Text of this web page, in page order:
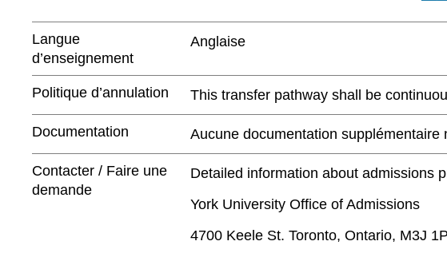
Langue
d’enseignement
Anglaise
Politique d’annulation This transfer pathway shall be
Documentation Aucune documentation supplémentaire
Contacter / Faire une
demande
Detailed information about admissions
York University Office of Admissions
4700 Keele St. Toronto, Ontario, M3J